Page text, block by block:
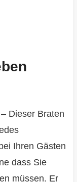
– Dieser Braten
Ihren Gästen
dass Sie
müssen. Er